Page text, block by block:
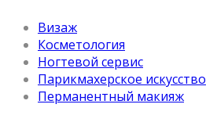
Визаж
Косметология
Ногтевой сервис
Парикмахерское искусство
Перманентный макияж